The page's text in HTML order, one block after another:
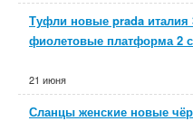
Туфли новые prada
фиолетовые платформа 2
21 июня
Сланцы женские новые